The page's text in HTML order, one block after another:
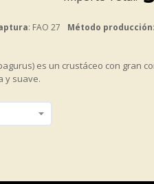
: FAO 27 Método producción
es un crustáceo con gran
y suave.